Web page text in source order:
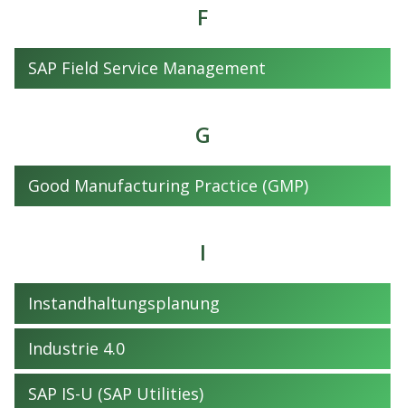
F
SAP Field Service Management
G
Good Manufacturing Practice (GMP)
I
Instandhaltungsplanung
Industrie 4.0
SAP IS-U (SAP Utilities)